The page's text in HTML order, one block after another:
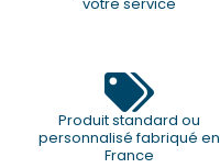
Produit standard ou
personnalisé fabriqué en
France